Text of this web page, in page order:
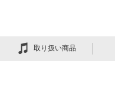
取り扱い商品